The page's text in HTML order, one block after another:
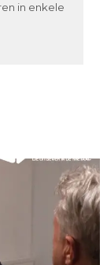
in enkele